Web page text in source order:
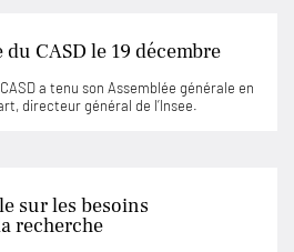
CASD le 19 décembre
a tenu son Assemblée générale en
directeur général de l’Insee.
sur les besoins
recherche